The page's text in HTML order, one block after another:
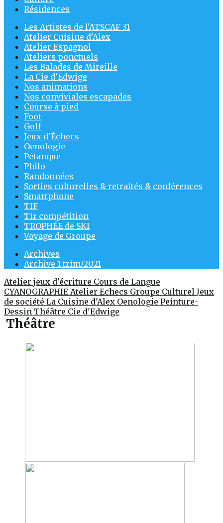
Résidences
Les Artistes de l'ATSCAF 31
Atelier Cuisine d'Alex
Atelier Espagnol
Ateliers ponctuels
Les Balades de Mireille
La Cie d'Edwige
Nos animations
Nos conviviales escapades
Course à pied
Foot
Golf
Jeux d'Échecs
Oenologie
Pétanque
Philo
Randonnées
Sorties culturelles & retraités & conférences
Smartphone
TIF
Tir compétition
TROPHÉE de SKI
Voyage de Groupe
Archives
Archive 1 trim/2021
Atelier jeux d'écriture Cours de Langue
CYANOGRAPHIE Atelier Echecs Groupe Culturel Jeux
de société La Cuisine d'Alex Oenologie Peinture-
Dessin Théâtre Cie d'Edwige
Théâtre